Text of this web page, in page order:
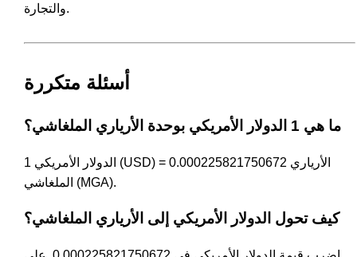
والتجارة.
أسئلة متكررة
ما هي 1 الدولار الأمريكي بوحدة الأرياري الملغاشي؟
1 الدولار الأمريكي (USD) = 0.000225821750672 الأرياري
الملغاشي (MGA).
كيف تحول الدولار الأمريكي إلى الأرياري الملغاشي؟